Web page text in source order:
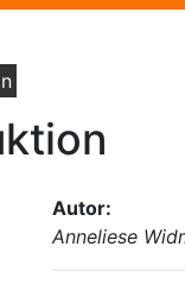
Autor:
Anneliese